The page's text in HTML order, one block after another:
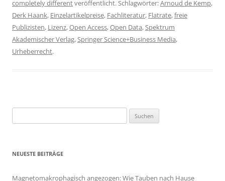
completely differentveröffentlicht. Schlagwörter:Arnoud de Kemp,
Derk Haank, Einzelartikelpreise, Fachliteratur, Flatrate,freie
Publizisten, Lizenz,Open Access,Open Data,Spektrum
Akademischer Verlag,Springer Science+Business Media,
Urheberrecht.
nach:
NEUESTE BEITRÄGE
Magnetomakrophagisch angezogen: Wie Tauben nach Hause